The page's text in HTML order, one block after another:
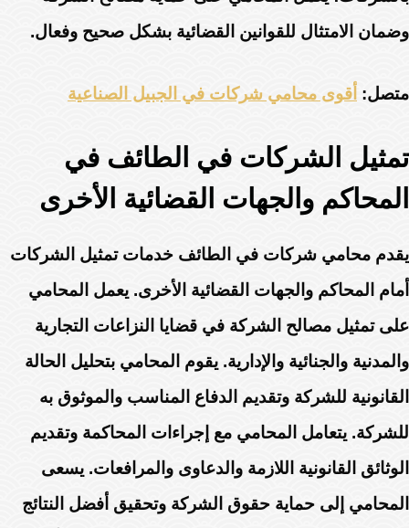
وضمان الامتثال للقوانين القضائية بشكل صحيح وفعال.
متصل: أقوى محامي شركات في الجبيل الصناعية
تمثيل الشركات في الطائف في
المحاكم والجهات القضائية الأخرى
يقدم محامي شركات في الطائف خدمات تمثيل الشركات
أمام المحاكم والجهات القضائية الأخرى. يعمل المحامي
على تمثيل مصالح الشركة في قضايا النزاعات التجارية
والمدنية والجنائية والإدارية. يقوم المحامي بتحليل الحالة
القانونية للشركة وتقديم الدفاع المناسب والموثوق به
للشركة. يتعامل المحامي مع إجراءات المحاكمة وتقديم
الوثائق القانونية اللازمة والدعاوى والمرافعات. يسعى
المحامي إلى حماية حقوق الشركة وتحقيق أفضل النتائج